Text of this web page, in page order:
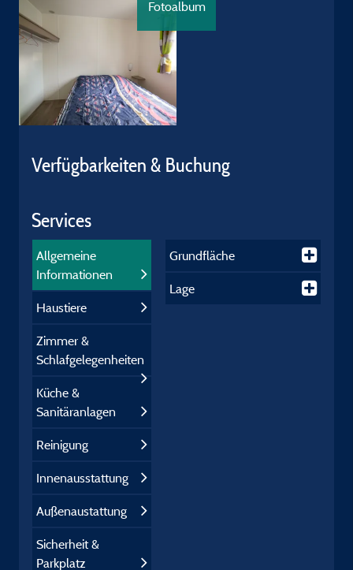
Fotoalbum
Verfügbarkeiten & Buchung
Services
Allgemeine
Informationen
Haustiere
Zimmer &
Schlafgelegenheiten
Küche &
Sanitäranlagen
Reinigung
Innenausstattung
Außenaustattung
Sicherheit &
Parkplatz
Grundfläche
Lage